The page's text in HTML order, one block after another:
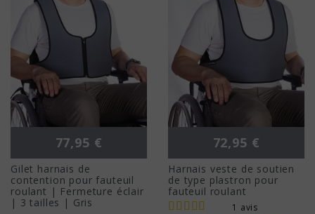
Prix
77,95 €
Gilet harnais de
contention pour fauteuil
roulant | Fermeture éclair
| 3 tailles | Gris
Prix
72,95 €
Harnais veste de soutien
de type plastron pour
fauteuil roulant
1 avis